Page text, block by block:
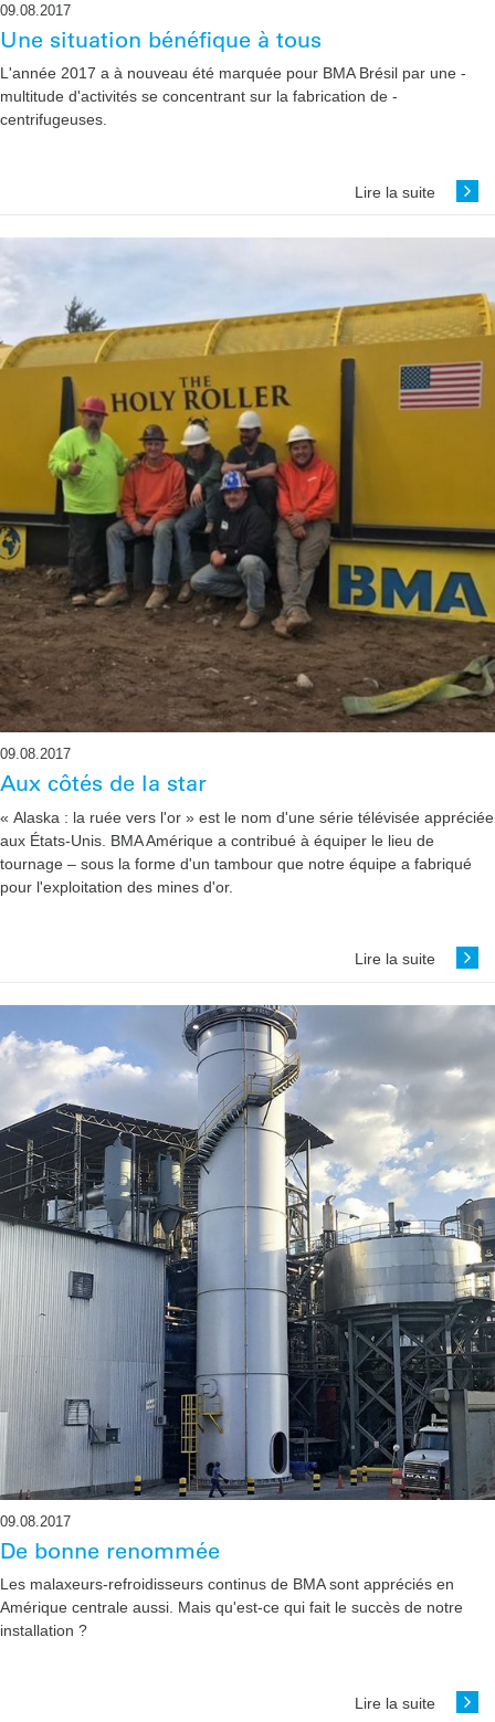
09.08.2017
Une situation bénéfique à tous
L'année 2017 a à nouveau été marquée pour BMA Brésil par une ­
multitude d'activités se concentrant sur la fabrication de ­
centrifugeuses.
Lire la suite
09.08.2017
Aux côtés de la star
« Alaska : la ruée vers l'or » est le nom d'une série télévisée appréciée
aux États-Unis. BMA Amérique a contribué à équiper le lieu de
tournage – sous la forme d'un tambour que notre équipe a fabriqué
pour ­l'exploitation des mines d'or.
Lire la suite
09.08.2017
De bonne renommée
Les malaxeurs-refroidisseurs continus de BMA sont appréciés en
Amérique centrale aussi. Mais qu'est-ce qui fait le succès de notre
installation ?
Lire la suite